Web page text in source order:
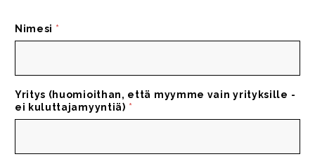
Nimesi *
Yritys (huomioithan, että myymme vain yrityksille -
ei kuluttajamyyntiä) *